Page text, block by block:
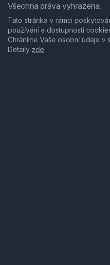
Všechna práva vyhrazena.
Tato stránka v rámci
používání a dostupnosti
Chráníme Vaše osobní údaje v
Detaily zde.